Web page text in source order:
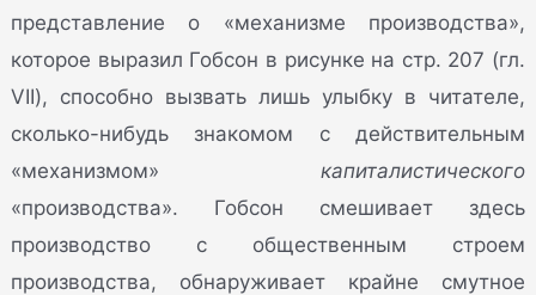
представление о «механизме производства»,
которое выразил Гобсон в рисунке на стр. 207 (гл.
VII), способно вызвать лишь улыбку в читателе,
сколько-нибудь знакомом с действительным
«механизмом» капиталистического
«производства». Гобсон смешивает здесь
производство с общественным строем
производства, обнаруживает крайне смутное